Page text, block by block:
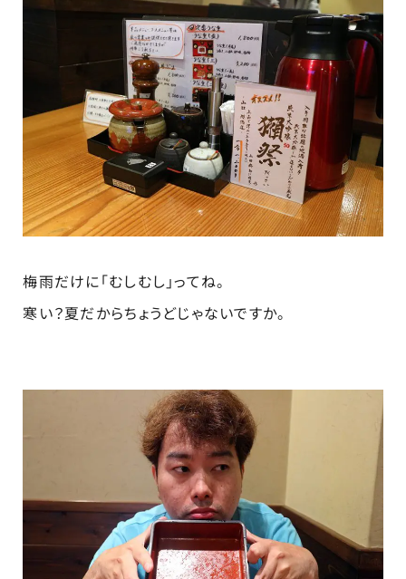
梅雨だけに「むしむし」ってね。
寒い？夏だからちょうどじゃないですか。